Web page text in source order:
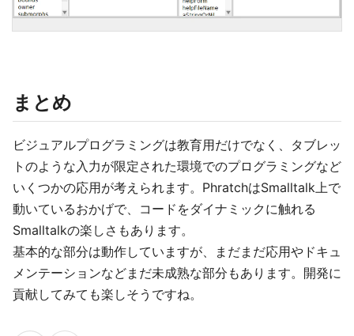
まとめ
ビジュアルプログラミングは教育用だけでなく、タブレッ
トのような入力が限定された環境でのプログラミングなど
いくつかの応用が考えられます。PhratchはSmalltalk上で
動いているおかげで、コードをダイナミックに触れる
Smalltalkの楽しさもあります。
基本的な部分は動作していますが、まだまだ応用やドキュ
メンテーションなどまだ未成熟な部分もあります。開発に
貢献してみても楽しそうですね。